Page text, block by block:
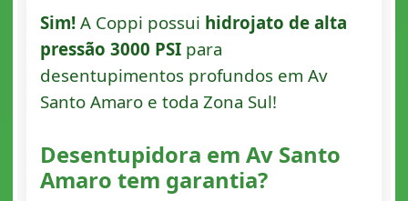
Sim!A Coppi possui hidrojato de alta
pressão 3000 PSIpara
desentupimentos profundos em Av
Santo Amaro e toda Zona Sul!
Desentupidora em Av Santo
Amaro tem garantia?